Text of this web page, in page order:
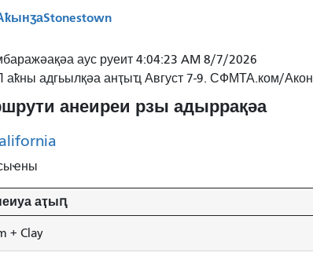
Stonestown
аус руеит 4:04:23 AM 8/7/2026
аҟны адгьылқәа анҭыҵ Август 7-9. СФМТА.ком/
анеиреи рзы адыррақәа
аҭыԥ
+ Clay